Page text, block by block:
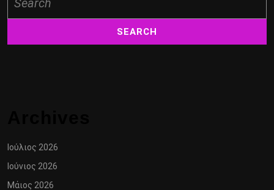
for:
Ιούλιος 2026
Ιούνιος 2026
Μάιος 2026